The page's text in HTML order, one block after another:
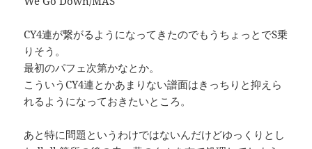
CY4連が繋がるようになってきたのでもうちょっとでS乗
りそう。
最初のパフェ次第かなとか。
こういうCY4連とかあまりない譜面はきっちりと抑えら
れるようになっておきたいところ。
あと特に問題というわけではないんだけどゆっくりとし